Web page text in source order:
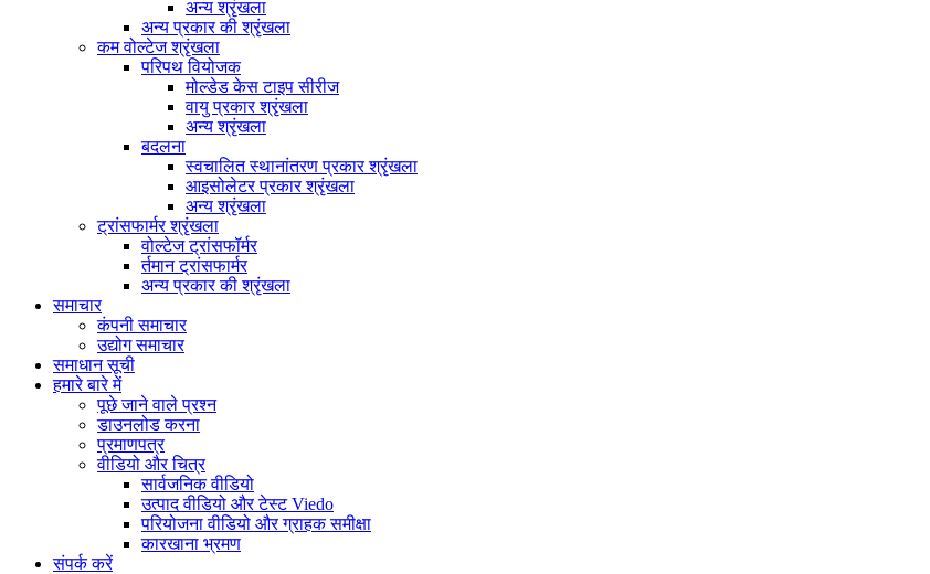
अन्य श्रृंखला
अन्य प्रकार की श्रृंखला
कम वोल्टेज श्रृंखला
परिपथ वियोजक
मोल्डेड केस टाइप सीरीज
वायु प्रकार श्रृंखला
अन्य श्रृंखला
बदलना
स्वचालित स्थानांतरण प्रकार श्रृंखला
आइसोलेटर प्रकार श्रृंखला
अन्य श्रृंखला
ट्रांसफार्मर श्रृंखला
वोल्टेज ट्रांसफॉर्मर
र्तमान ट्रांसफार्मर
अन्य प्रकार की श्रृंखला
समाचार
कंपनी समाचार
उद्योग समाचार
समाधान सूची
हमारे बारे में
पूछे जाने वाले प्रश्न
डाउनलोड करना
प्रमाणपत्र
वीडियो और चित्र
सार्वजनिक वीडियो
उत्पाद वीडियो और टेस्ट Viedo
परियोजना वीडियो और ग्राहक समीक्षा
कारखाना भ्रमण
संपर्क करें